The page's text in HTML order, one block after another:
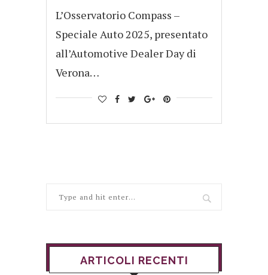
L’Osservatorio Compass –
Speciale Auto 2025, presentato
all’Automotive Dealer Day di
Verona…
ARTICOLI RECENTI